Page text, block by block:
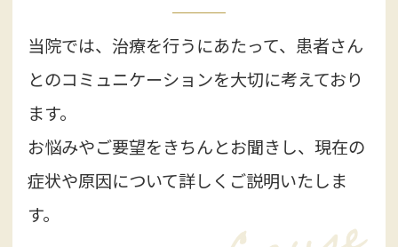
1月は5日からの診療になりますので、よろし
くお願い致します。
当院では、治療を行うにあたって、患者さん
とのコミュニケーションを大切に考えており
ます。
お悩みやご要望をきちんとお聞きし、現在の
症状や原因について詳しくご説明いたしま
す。